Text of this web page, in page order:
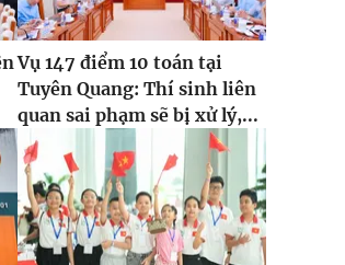
Vụ 147 điểm 10 toán tại
Tuyên Quang: Thí sinh liên
quan sai phạm sẽ bị xử lý,...